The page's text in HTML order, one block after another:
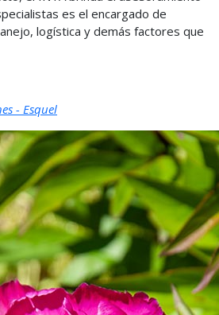
es el encargado de
logística y demás factores que
- Esquel